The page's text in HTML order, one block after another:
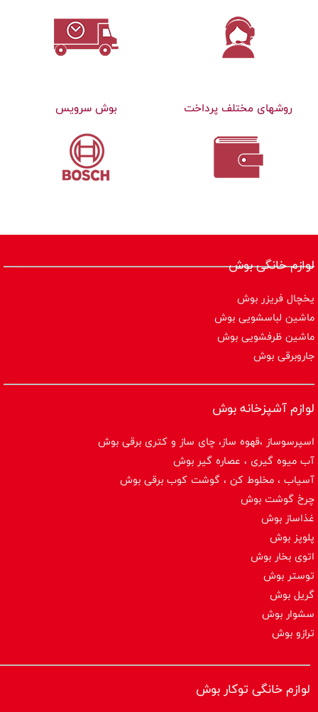
روشهای مختلف پرداخت بوش سرویس
لوازم خانگی بوش
یخچال فریزر بوش
ماشین لباسشویی بوش
ماشین ظرفشویی بوش
جاروبرقی بوش
لوازم آشپزخانه بوش
اسپرسوساز ،قهوه ساز، چای ساز و کتری برقی بوش
آب میوه گیری ، عصاره گیر بوش
آسیاب ، مخلوط کن ، گوشت کوب برقی بوش
چرخ گوشت بوش
غذاساز بوش
پلوپز بوش
اتوی بخار بوش
توستر بوش
گریل بوش
سشوار بوش
ترازو بوش
لوازم خانگی توکار بوش